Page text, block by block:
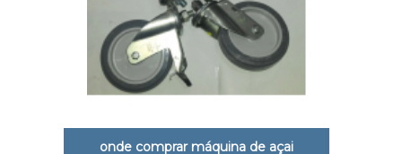
onde comprar máquina de açai